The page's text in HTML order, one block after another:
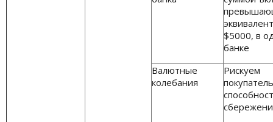
эквивалент
$5000, в
банке
Валютные
колебания
Рискуем